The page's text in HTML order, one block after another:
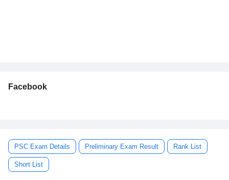
Facebook
PSC Exam Details Preliminary Exam Result Rank List
Short List